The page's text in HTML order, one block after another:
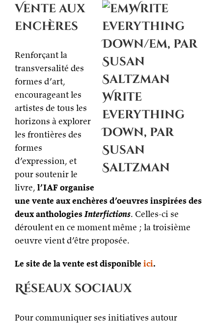
Write
Everything
Down, par
Susan
Saltzman
Vente aux
enchères
Renforçant la
transversalité des
formes d’art,
encourageant les
artistes de tous les
horizons à explorer
les frontières des
formes
d’expression, et
pour soutenir le
livre, l’IAF organise
une vente aux enchères d’oeuvres inspirées des
deux anthologiesInterfictions. Celles-ci se
déroulent en ce moment même ; la troisième
oeuvre vient d’être proposée.
Le site de la vente est disponible ici.
Réseaux sociaux
Pour communiquer ses initiatives autour